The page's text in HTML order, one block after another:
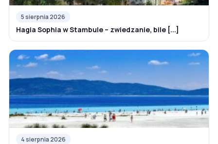
5 sierpnia 2026
Hagia Sophia w Stambule – zwiedzanie, bile [...]
4 sierpnia 2026